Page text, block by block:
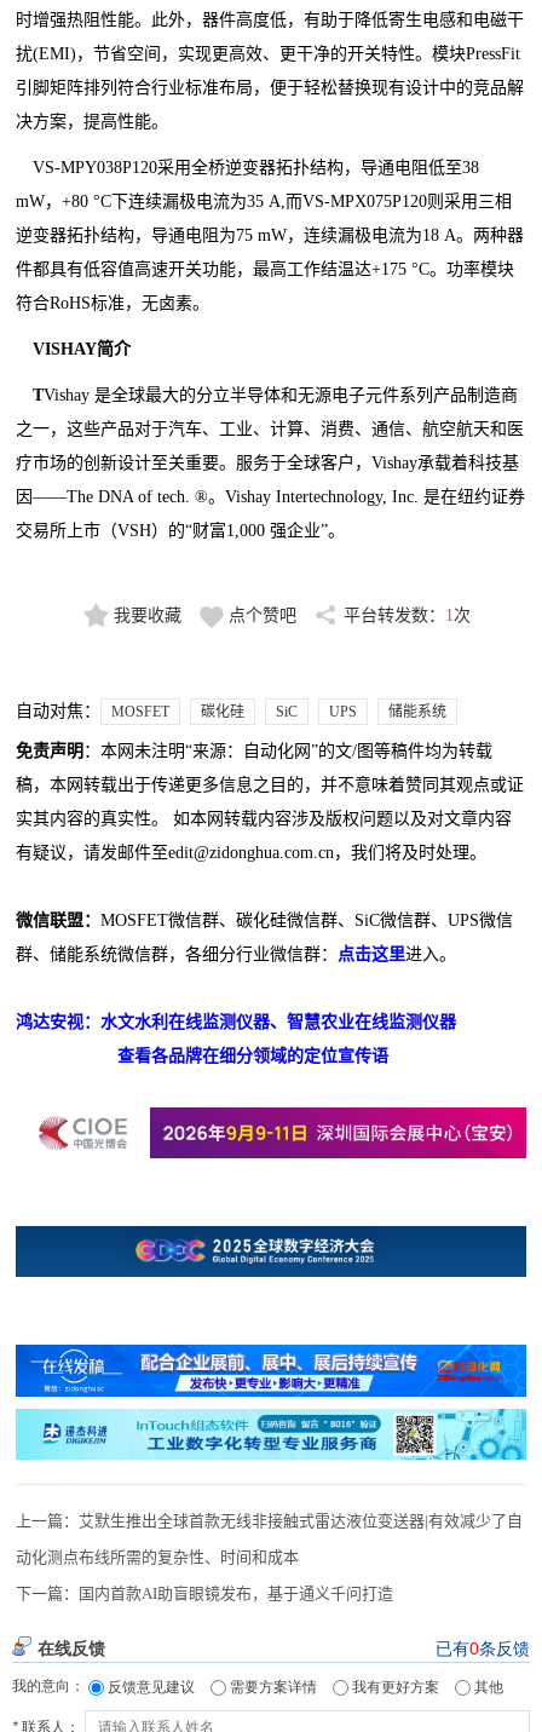
时增强热阻性能。此外，器件高度低，有助于降低寄生电感和电磁干
扰(EMI)，节省空间，实现更高效、更干净的开关特性。模块PressFit
引脚矩阵排列符合行业标准布局，便于轻松替换现有设计中的竞品解
决方案，提高性能。
VS-MPY038P120采用全桥逆变器拓扑结构，导通电阻低至38
mW，+80 °C下连续漏极电流为35 A,而VS-MPX075P120则采用三相
逆变器拓扑结构，导通电阻为75 mW，连续漏极电流为18 A。两种器
件都具有低容值高速开关功能，最高工作结温达+175 °C。功率模块
符合RoHS标准，无卤素。
VISHAY简介
TVishay 是全球最大的分立半导体和无源电子元件系列产品制造商
之一，这些产品对于汽车、工业、计算、消费、通信、航空航天和医
疗市场的创新设计至关重要。服务于全球客户，Vishay承载着科技基
因——The DNA of tech. ®。Vishay Intertechnology, Inc. 是在纽约证券
交易所上市（VSH）的“财富1,000 强企业”。
我要收藏 点个赞吧 平台转发数： 1次
自动对焦： MOSFET 碳化硅 SiC UPS 储能系统
免责声明 ：本网未注明“来源：自动化网”的文/图等稿件均为转载
稿，本网转载出于传递更多信息之目的，并不意味着赞同其观点或证
实其内容的真实性。 如本网转载内容涉及版权问题以及对文章内容
有疑议，请发邮件至edit@zidonghua.com.cn，我们将及时处理。
微信联盟：MOSFET微信群、碳化硅微信群、SiC微信群、UPS微信
群、储能系统微信群，各细分行业微信群： 点击这里进入。
鸿达安视：水文水利在线监测仪器、智慧农业在线监测仪器
查看各品牌在细分领域的定位宣传语
上一篇：艾默生推出全球首款无线非接触式雷达液位变送器|有效减少了自
动化测点布线所需的复杂性、时间和成本
下一篇： 国内首款AI助盲眼镜发布，基于通义千问打造